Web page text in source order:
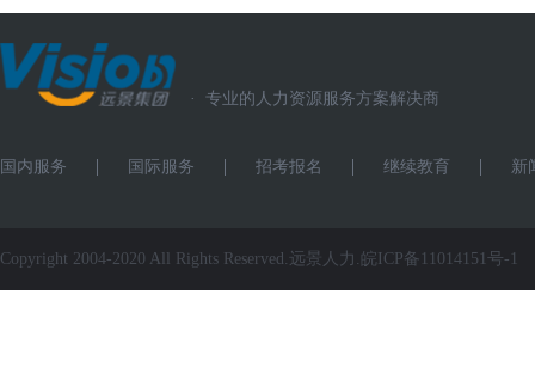
· 专业的人力资源服务方案解决商
国内服务 国际服务 招考报名 继续教育 新
Copyright 2004-2020 All Rights Reserved.远景人力. 皖ICP备11014151号-1